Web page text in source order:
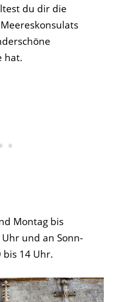
du dir die
hat.
Montag bis
und an Sonn-
14 Uhr.